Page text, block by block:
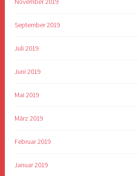
September 2019
Juli 2019
Juni 2019
Mai 2019
März 2019
Februar 2019
Januar 2019